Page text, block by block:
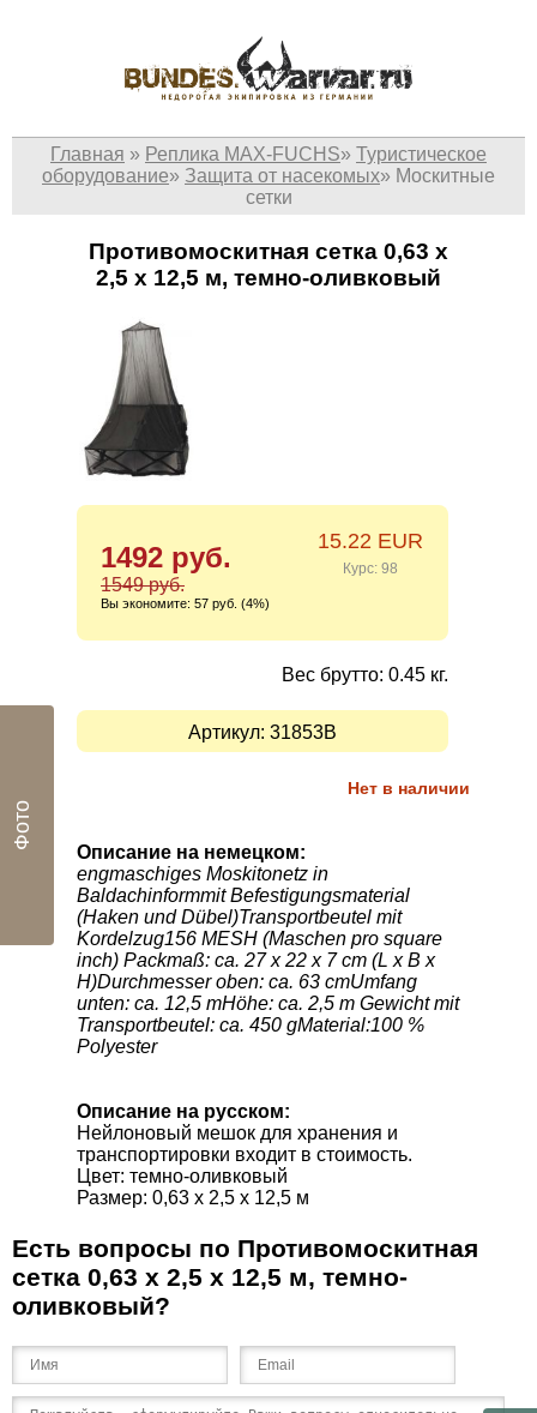
Главная » Реплика MAX-FUCHS» Туристическое
оборудование» Защита от насекомых» Москитные
сетки
Противомоскитная сетка 0,63 x
2,5 x 12,5 м, темно-оливковый
1492 руб.
1549 руб.
Вы экономите: 57 руб. (4%)
15.22 EUR
Курс: 98
Вес брутто: 0.45 кг.
Артикул: 31853B
Нет в наличии
Описание на немецком:
engmaschiges Moskitonetz in
Baldachinformmit Befestigungsmaterial
(Haken und Dübel)Transportbeutel mit
Kordelzug156 MESH (Maschen pro square
inch) Packmaß: ca. 27 x 22 x 7 cm (L x B x
H)Durchmesser oben: ca. 63 cmUmfang
unten: ca. 12,5 mHöhe: ca. 2,5 m Gewicht mit
Transportbeutel: ca. 450 gMaterial:100 %
Polyester
Описание на русском:
Нейлоновый мешок для хранения и
транспортировки входит в стоимость.
Цвет: темно-оливковый
Размер: 0,63 x 2,5 x 12,5 м
Есть вопросы по Противомоскитная
сетка 0,63 x 2,5 x 12,5 м, темно-
оливковый?
Фото